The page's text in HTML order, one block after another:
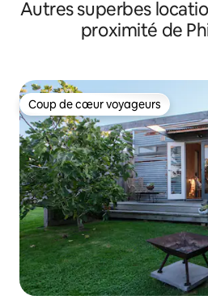
Autres superbes
proximité de
Coup de cœur voyageurs
Coup de cœur voyageurs